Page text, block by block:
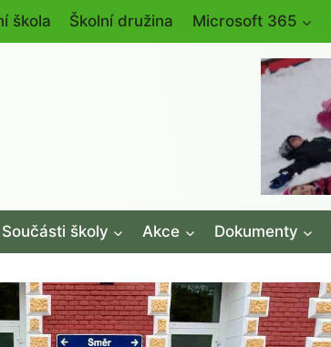
škola Školní družina Microsoft 365
Součásti školy Akce Dokumenty